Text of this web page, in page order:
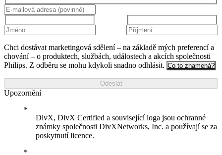
Chci dostávat marketingová sdělení – na základě mých preferencí a
chování – o produktech, službách, událostech a akcích společnosti
Philips. Z odběru se mohu kdykoli snadno odhlásit. Co to znamená?
Odeslat
Upozornění
DivX, DivX Certified a související loga jsou ochranné
známky společnosti DivXNetworks, Inc. a používají se za
poskytnutí licence.